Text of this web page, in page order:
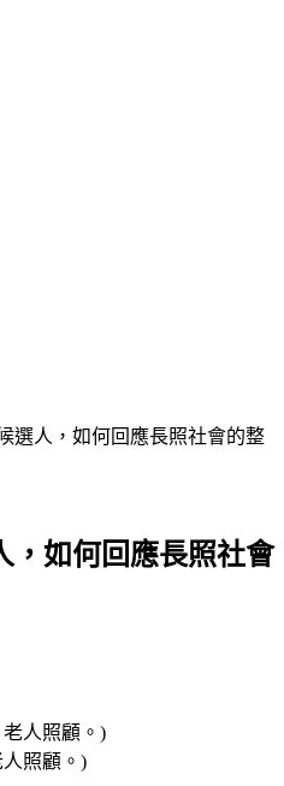
選人，如何回應長照社會的整
，如何回應長照社會
人照顧。)